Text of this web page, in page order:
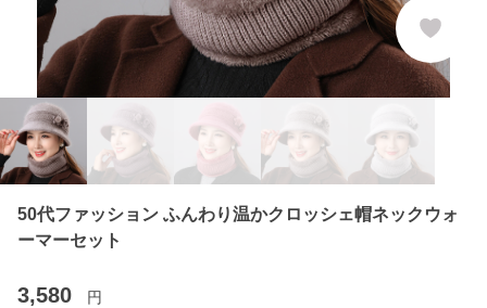
50代ファッション ふんわり温かクロッシェ帽ネックウォ
ーマーセット
3,580 円